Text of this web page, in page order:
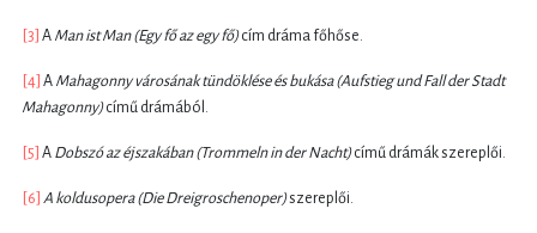
[3] A Man ist Man (Egy fő az egy fő)cím dráma főhőse.
[4] A Mahagonny városának tündöklése és bukása (Aufstieg und Fall der Stadt
Mahagonny)című drámából.
[5] A Dobszó az éjszakában (Trommeln in der Nacht)című drámák szereplői.
[6] A koldusopera (Die Dreigroschenoper)szereplői.